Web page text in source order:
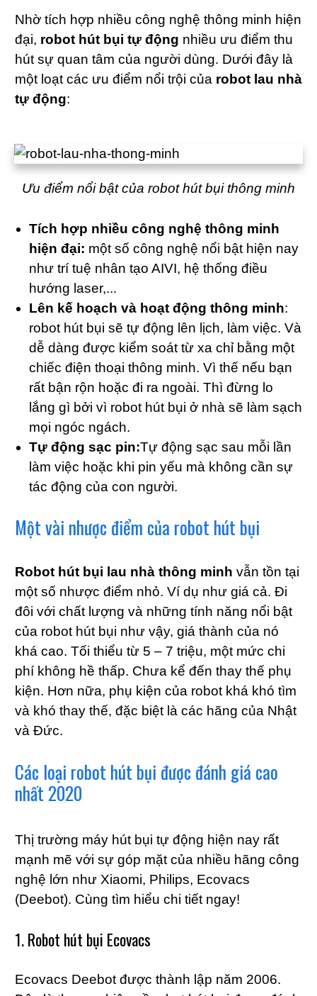
Nhờ tích hợp nhiều công nghệ thông minh hiện
đại, robot hút bụi tự động nhiều ưu điểm thu
hút sự quan tâm của người dùng. Dưới đây là
một loạt các ưu điểm nổi trội của robot lau nhà
tự động:
Ưu điểm nổi bật của robot hút bụi thông minh
Tích hợp nhiều công nghệ thông minh
hiện đại: một số công nghệ nổi bật hiện nay
như trí tuệ nhân tạo AIVI, hệ thống điều
hướng laser,...
Lên kế hoạch và hoạt động thông minh:
robot hút bụi sẽ tự động lên lịch, làm việc. Và
dễ dàng được kiểm soát từ xa chỉ bằng một
chiếc điện thoại thông minh. Vì thế nếu bạn
rất bận rộn hoặc đi ra ngoài. Thì đừng lo
lắng gì bởi vì robot hút bụi ở nhà sẽ làm sạch
mọi ngóc ngách.
Tự động sạc pin:Tự động sạc sau mỗi lần
làm việc hoặc khi pin yếu mà không cần sự
tác động của con người.
Một vài nhược điểm của robot hút bụi
Robot hút bụi lau nhà thông minh vẫn tồn tại
một số nhược điểm nhỏ. Ví dụ như giá cả. Đi
đôi với chất lượng và những tính năng nổi bật
của robot hút bụi như vậy, giá thành của nó
khá cao. Tối thiểu từ 5 – 7 triệu, một mức chi
phí không hề thấp. Chưa kể đến thay thế phụ
kiện. Hơn nữa, phụ kiện của robot khá khó tìm
và khó thay thế, đặc biệt là các hãng của Nhật
và Đức.
Các loại robot hút bụi được đánh giá cao
nhất 2020
Thị trường máy hút bụi tự động hiện nay rất
mạnh mẽ với sự góp mặt của nhiều hãng công
nghệ lớn như Xiaomi, Philips, Ecovacs
(Deebot). Cùng tìm hiểu chi tiết ngay!
1. Robot hút bụi Ecovacs
Ecovacs Deebot được thành lập năm 2006.